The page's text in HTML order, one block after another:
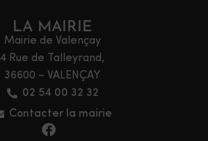
LA MAIRIE
Mairie de Valençay
4 Rue de Talleyrand,
36600 – VALENÇAY
02 54 00 32 32
Contacter la mairie